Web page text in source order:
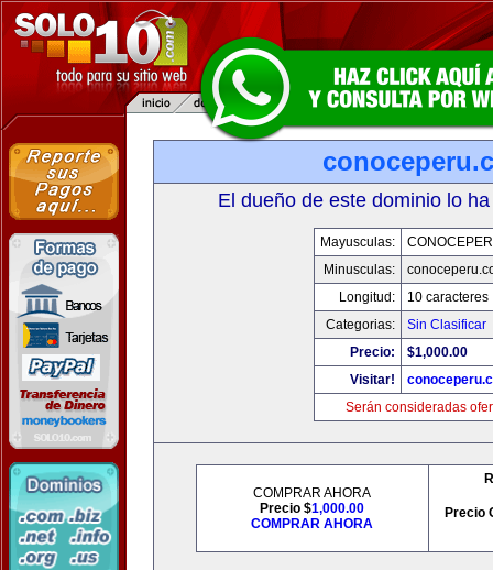
El dueño de este dominio lo
Mayusculas:
Minusculas:
Longitud:
10 caracteres
Categorias:
Sin Clasificar
Precio:
$1,000.00
Visitar!
Serán consideradas
COMPRAR AHORA
Precio $1,000.00
COMPRAR AHORA
Precio